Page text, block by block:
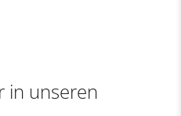
in unseren